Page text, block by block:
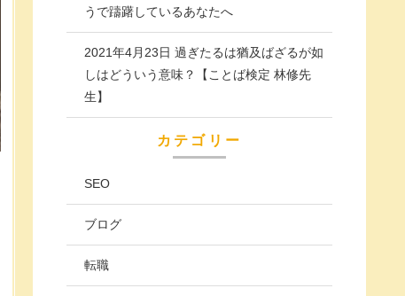
うで躊躇しているあなたへ
2021年4月23日 過ぎたるは猶及ばざるが如
しはどういう意味？【ことば検定 林修先
生】
カテゴリー
SEO
ブログ
転職